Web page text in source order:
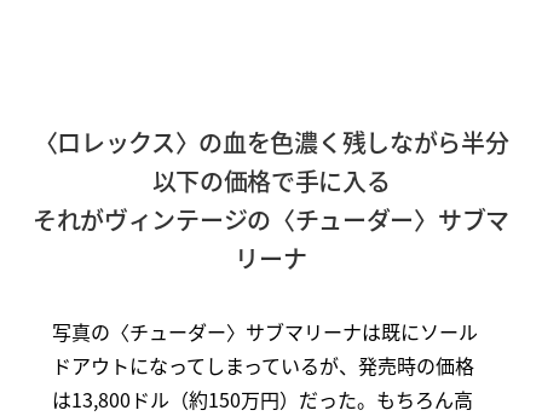
〈ロレックス〉の血を色濃く残しながら半分
以下の価格で手に入る
それがヴィンテージの〈チューダー〉サブマ
リーナ
写真の〈チューダー〉サブマリーナは既にソール
ドアウトになってしまっているが、発売時の価格
は13,800ドル（約150万円）だった。もちろん高